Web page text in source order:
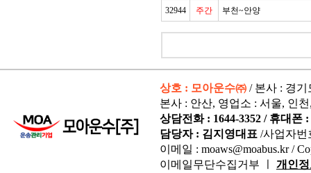
32944
주간 부천~안양
상호 : 모아운수㈜ / 본사 : 경기
본사 : 안산, 영업소 : 서울, 인
상담전화 : 1644-3352 / 휴대폰
담당자 : 김지영대표 /사업자번
이메일 : moaws@moabus.kr /
이메일무단수집거부 ㅣ 개인